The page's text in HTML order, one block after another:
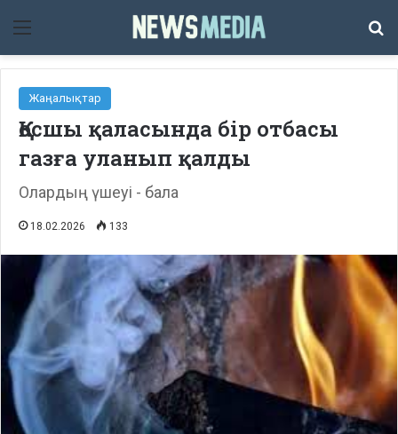
Мәзір
Жаңалықтар
Қосшы қаласында бір отбасы
газға уланып қалды
Олардың үшеуі - бала
18.02.2026 133